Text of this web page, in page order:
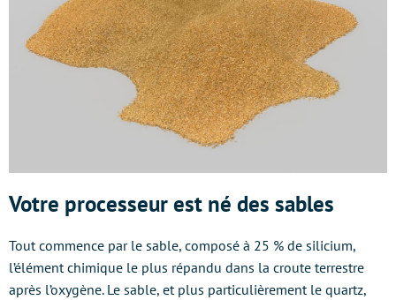
Votre processeur est né des sables
Tout commence par le sable, composé à 25 % de silicium,
l’élément chimique le plus répandu dans la croute terrestre
après l’oxygène. Le sable, et plus particulièrement le quartz,